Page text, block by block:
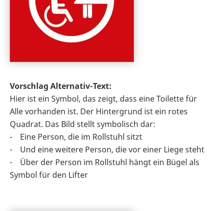
Vorschlag Alternativ-Text:
Hier ist ein Symbol, das zeigt, dass eine Toilette für
Alle vorhanden ist. Der Hintergrund ist ein rotes
Quadrat. Das Bild stellt symbolisch dar:
- Eine Person, die im Rollstuhl sitzt
- Und eine weitere Person, die vor einer Liege steht
- Über der Person im Rollstuhl hängt ein Bügel als
Symbol für den Lifter